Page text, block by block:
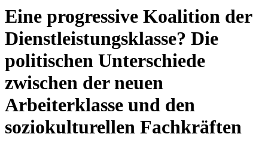
Eine progressive Koalition der
Dienstleistungsklasse? Die
politischen Unterschiede
zwischen der neuen
Arbeiterklasse und den
soziokulturellen Fachkräften